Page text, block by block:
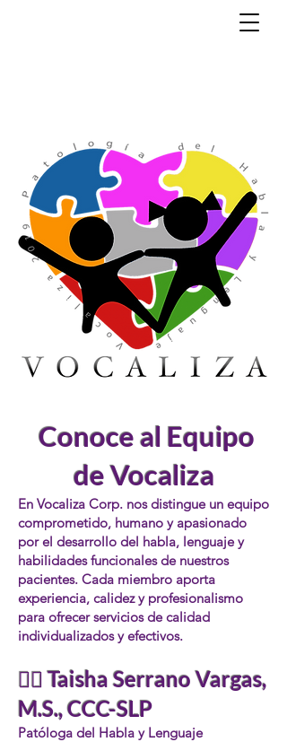
Conoce al Equipo
de Vocaliza
En Vocaliza Corp. nos distingue un equipo
comprometido, humano y apasionado
por el desarrollo del habla, lenguaje y
habilidades funcionales de nuestros
pacientes. Cada miembro aporta
experiencia, calidez y profesionalismo
para ofrecer servicios de calidad
individualizados y efectivos.
👩‍⚕️ Taisha Serrano Vargas,
M.S., CCC-SLP
Patóloga del Habla y Lenguaje